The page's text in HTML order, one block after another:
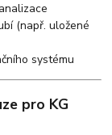
(např. uložené
systému
pro KG